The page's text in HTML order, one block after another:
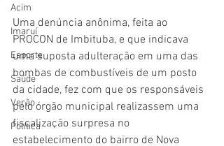
Acim
Imaruí
Esporte
Saúde
Verão
Política
Uma denúncia anônima, feita ao
PROCON de Imbituba, e que indicava
uma suposta adulteração em uma das
bombas de combustíveis de um posto
da cidade, fez com que os responsáveis
pelo órgão municipal realizassem uma
fiscalização surpresa no
estabelecimento do bairro de Nova